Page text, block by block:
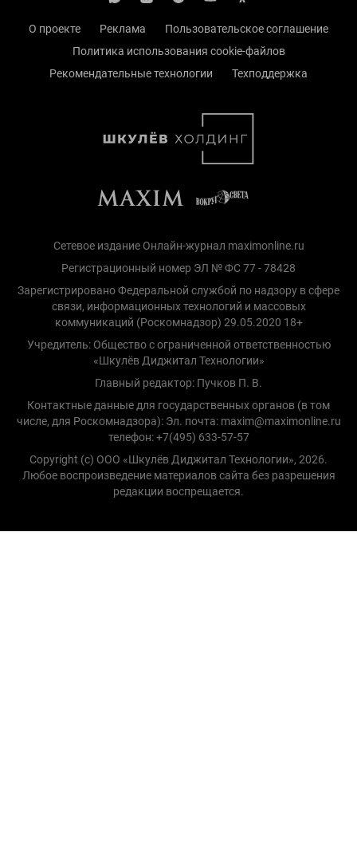
О проекте Реклама
Пользовательское соглашение
Политика использования cookie-файлов
Рекомендательные технологии
Техподдержка
Сетевое издание Онлайн-журнал maximonline.ru
Регистрационный номер ЭЛ № ФС 77 - 78428
Зарегистрировано Федеральной службой по надзору в сфере
связи, информационных технологий и массовых
коммуникаций (Роскомнадзор) 29.05.2020 18+
Учредитель: Общество с ограниченной ответственностью
«Шкулёв Диджитал Технологии»
Главный редактор: Пучков П. В.
Контактные данные для государственных органов (в том
числе, для Роскомнадзора): Эл. почта: maxim@maximonline.ru
телефон: +7(495) 633-57-57
Copyright (с) ООО «Шкулёв Диджитал Технологии», 2026.
Любое воспроизведение материалов сайта без разрешения
редакции воспрещается.